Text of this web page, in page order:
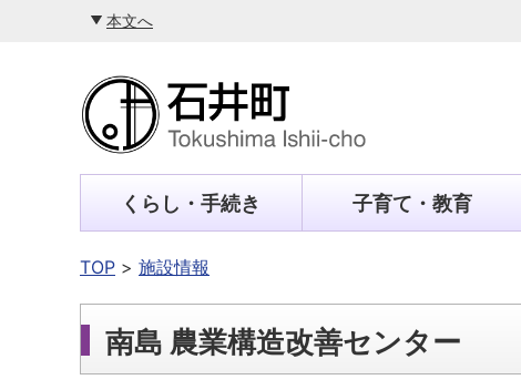
本文へ
くらし・手続き 子育て・教育
TOP 施設情報
南島 農業構造改善センター